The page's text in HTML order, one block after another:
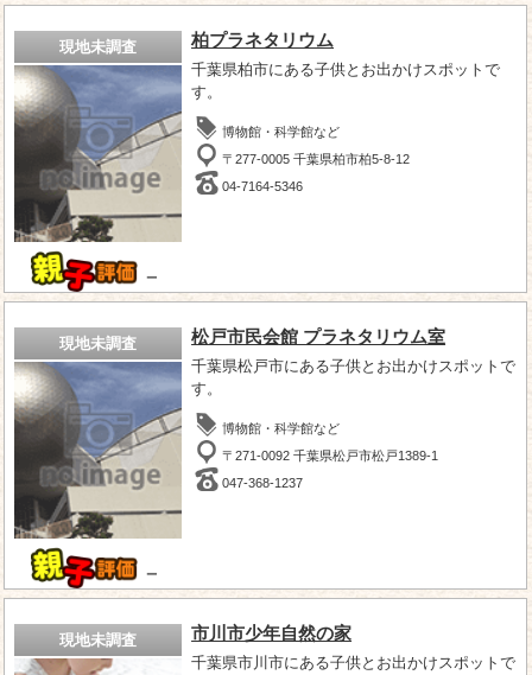
現地未調査
－
柏プラネタリウム
千葉県柏市にある子供とお出かけスポットで
す。
博物館・科学館など
〒277-0005 千葉県柏市柏5-8-12
04-7164-5346
現地未調査
－
松戸市民会館 プラネタリウム室
千葉県松戸市にある子供とお出かけスポットで
す。
博物館・科学館など
〒271-0092 千葉県松戸市松戸1389-1
047-368-1237
現地未調査 市川市少年自然の家
千葉県市川市にある子供とお出かけスポットで